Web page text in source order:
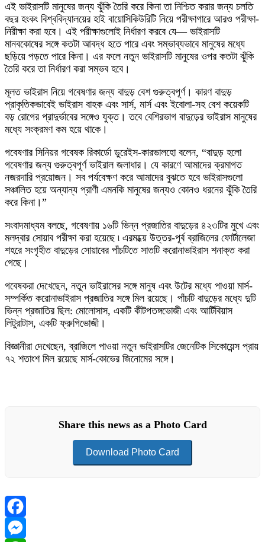
এই ভাইরাসটি মানুষের জন্য ঝুঁকি তৈরি করে কিনা তা নিশ্চিত করার জন্য চলতি
বছর হংকং বিশ্ববিদ্যালয়ের হাই বায়োসিকিউরিটি নিয়ে পরীক্ষাগারে আরও পরীক্ষা-
নিরীক্ষা করা হবে। এই পরীক্ষাগুলোই নির্ধারণ করবে যে— ভাইরাসটি
মানবকোষের সঙ্গে কতটা আবদ্ধ হতে পারে এবং সম্ভাব্যভাবে মানুষের মধ্যে
ছড়িয়ে পড়তে পারে কিনা। এর ফলে নতুন ভাইরাসটি মানুষের ওপর কতটা ঝুঁকি
তৈরি করে তা নির্ধারণ করা সম্ভব হবে।
মূলত ভাইরাস নিয়ে গবেষণার জন্য বাদুড় বেশ গুরুত্বপূর্ণ। কারণ বাদুড়
প্রাকৃতিকভাবেই ভাইরাস বাহক এবং সার্স, মার্স এবং ইবোলা-সহ বেশ কয়েকটি
বড় রোগের প্রাদুর্ভাবের সঙ্গেও যুক্ত। তবে বেশিরভাগ বাদুড়ের ভাইরাস মানুষের
মধ্যে সংক্রমণ কম হয়ে থাকে।
গবেষণার সিনিয়র গবেষক রিকার্ডো ডুরেইস-কারভালহো বলেন, “বাদুড় হলো
গবেষণার জন্য গুরুত্বপূর্ণ ভাইরাল জলাধার। যে কারণে আমাদের ক্রমাগত
নজরদারি প্রয়োজন। সব পর্যবেক্ষণ করে আমাদের বুঝতে হবে ভাইরাসগুলো
সঞ্চালিত হয়ে অন্যান্য প্রাণী এমনকি মানুষের জন্যও কোনও ধরনের ঝুঁকি তৈরি
করে কিনা।”
সংবাদমাধ্যম বলছে, গবেষণায় ১৬টি ভিন্ন প্রজাতির বাদুড়ের ৪২৩টির মুখে এবং
মলদ্বার সোয়াব পরীক্ষা করা হয়েছে ৷ এরমধ্য়ে উত্তর-পূর্ব ব্রাজিলের ফোর্টালেজা
শহরে সংগৃহীত বাদুড়ের সোয়াবের পাঁচটিতে সাতটি করোনাভাইরাস শনাক্ত করা
গেছে।
গবেষকরা দেখেছেন, নতুন ভাইরাসের সঙ্গে মানুষ এবং উটের মধ্যে পাওয়া মার্স-
সম্পর্কিত করোনাভাইরাস প্রজাতির সঙ্গে মিল রয়েছে। পাঁচটি বাদুড়ের মধ্যে দুটি
ভিন্ন প্রজাতির ছিল: মোলোসাস, একটি কীটপতঙ্গভোজী এবং আর্টিবিয়াস
লিটুরাটাস, একটি ফ্রুগিভোজী।
বিজ্ঞানীরা দেখেছেন, ব্রাজিলে পাওয়া নতুন ভাইরাসটির জেনেটিক সিকোয়েন্স প্রায়
৭২ শতাংশ মিল রয়েছে মার্স-কোভের জিনোমের সঙ্গে।
Share this news as a Photo Card
Download Photo Card
Facebook